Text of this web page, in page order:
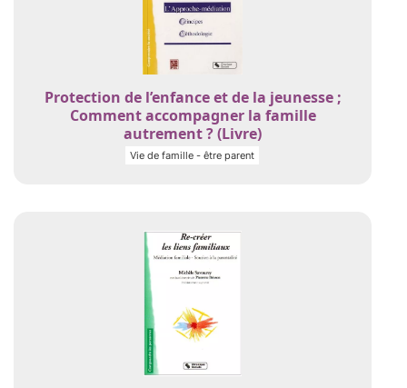
Protection de l’enfance et de la jeunesse ;
Comment accompagner la famille
autrement ? (Livre)
Vie de famille - être parent